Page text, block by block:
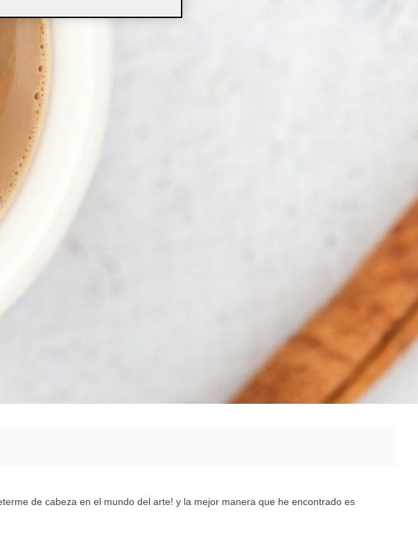
de cabeza en el mundo del arte! y la mejor manera que he encontrado es